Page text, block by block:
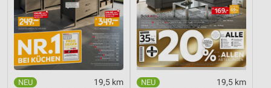
19,5 km 19,5 km